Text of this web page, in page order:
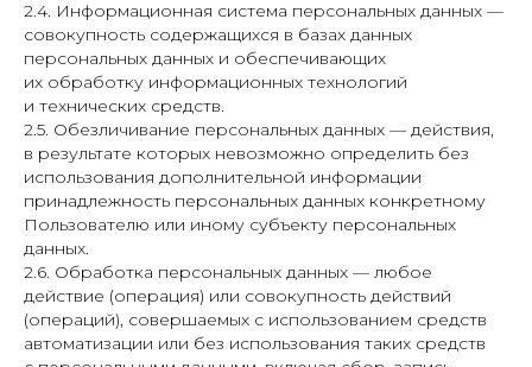
2.4. Информационная система персональных данных —
совокупность содержащихся в базах данных
персональных данных и обеспечивающих
их обработку информационных технологий
и технических средств.
2.5. Обезличивание персональных данных — действия,
в результате которых невозможно определить без
использования дополнительной информации
принадлежность персональных данных конкретному
Пользователю или иному субъекту персональных
данных.
2.6. Обработка персональных данных — любое
действие (операция) или совокупность действий
(операций), совершаемых с использованием средств
автоматизации или без использования таких средств